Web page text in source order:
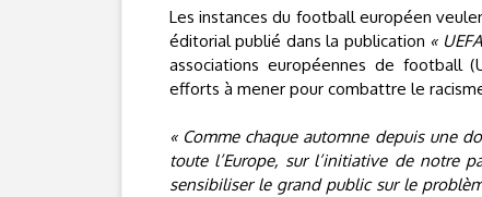
Les instances du football européen
éditorial publié dans la publication «
associations européennes de football
efforts à mener pour combattre le
« Comme chaque automne depuis une
toute l’Europe, sur l’initiative de notre
sensibiliser le grand public sur le